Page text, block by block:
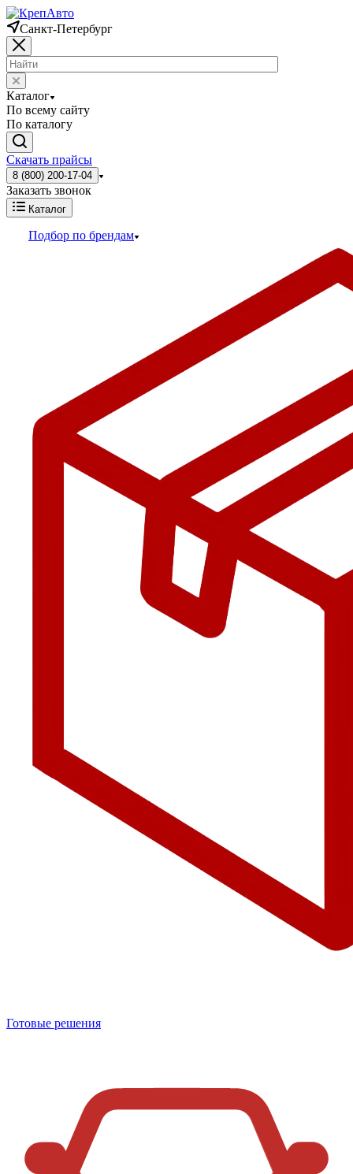
Санкт-Петербург
Каталог
По всему сайту
По каталогу
Скачать прайсы
8 (800) 200-17-04
Заказать звонок
Каталог
Подбор по брендам
Готовые решения